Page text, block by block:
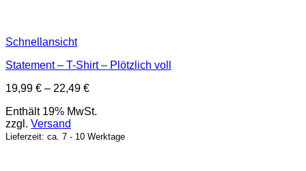
Schnellansicht
Statement – T-Shirt – Plötzlich voll
19,99 € – 22,49 €Preisspanne:
bis
Enthält 19% MwSt.
zzgl. Versand
Lieferzeit: ca. 7 - 10 Werktage